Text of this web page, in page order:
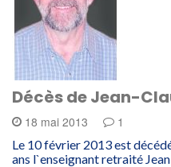
Décès de Jean-
18 mai 2013 1
Le 10 février 2013 est
ans l`enseignant retraité